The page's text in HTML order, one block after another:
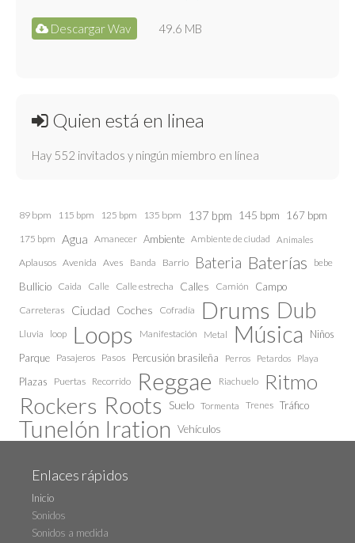
Descargar Wav 49.6 MB
Quien está en linea
Hay 552 invitados y ningún miembro en línea
89 bpm 115 bpm 125 bpm 135 bpm 137 bpm 145 bpm 167 bpm
175 bpm Agua Amanecer Ambiente Ambiente de ciudad Animales
Aplausos Avenida Aves Banda Barrio Bateria Baterías bebe
Bullicio Caida Calle Calle estrecha Calles Camión Campo
Carreteras Ciudad Coches Cofradía Drums Dub
Lluvia loop Loops Manifestación Metal Música
Niños
Parque Pasajeros Pasos Percusión brasileña Perros Petardos Playa
Plazas Puertas Recorrido Reggae Riachuelo Ritmo
Rockers Roots Suelo Tormenta Trenes Tráfico
Tunelón Iration Vehículos
Enlaces rápidos
Inicio
Sonidos
Sonidos a medida